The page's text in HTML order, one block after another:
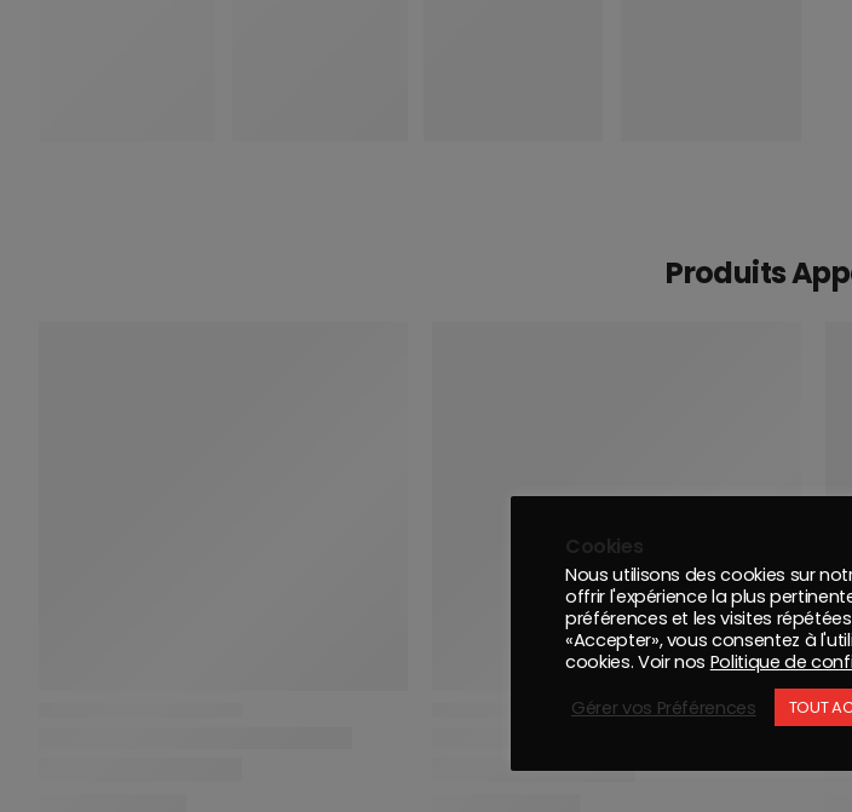
Produits
Cookies
Nous utilisons des cookies sur
offrir l'expérience la plus
préférences et les visites
«Accepter», vous consentez à
cookies. Voir nos Politique de
Gérer vos Préférences
TOUT